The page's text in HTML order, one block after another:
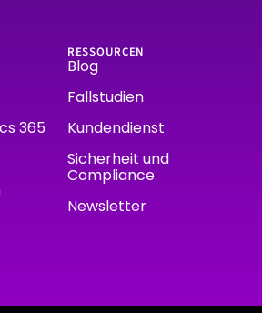
365
RESSOURCEN
Blog
Fallstudien
Kundendienst
Sicherheit und
Compliance
Newsletter